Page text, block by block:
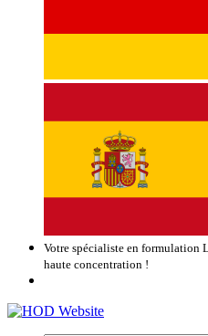
Votre spécialiste en formulation
haute concentration !